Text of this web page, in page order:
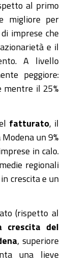
al primo
migliore per
imprese che
e il
A livello
peggiore:
mentre il 25%
fatturato , il
un 9%
in calo.
regionali
crescita e un
(rispetto al
crescita del
, superiore
una lieve